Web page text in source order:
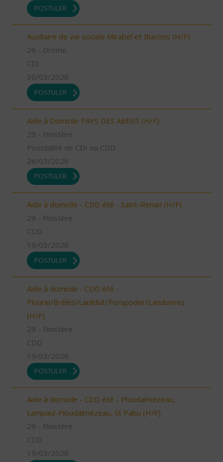
POSTULER
Auxiliaire de vie sociale Mirabel et Blacons (H/F)
26 - Drôme
CDI
30/03/2026
POSTULER
Aide à Domicile PAYS DES ABERS (H/F)
29 - Finistère
Possibilité de CDI ou CDD
26/03/2026
POSTULER
Aide à domicile - CDD été - Saint-Renan (H/F)
29 - Finistère
CDD
19/03/2026
POSTULER
Aide à domicile - CDD été -
Plourin/Brélès/Lanildut/Porspoder/Landunvez
(H/F)
29 - Finistère
CDD
19/03/2026
POSTULER
Aide à domicile - CDD été - Ploudalmézeau,
Lampaul-Ploudalmézeau, St Pabu (H/F)
29 - Finistère
CDD
19/03/2026